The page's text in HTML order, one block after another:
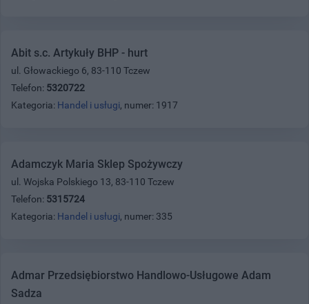
Abit s.c. Artykuły BHP - hurt
ul. Głowackiego 6, 83-110 Tczew
Telefon: 5320722
Kategoria: Handel i usługi, numer: 1917
Adamczyk Maria Sklep Spożywczy
ul. Wojska Polskiego 13, 83-110 Tczew
Telefon: 5315724
Kategoria: Handel i usługi, numer: 335
Admar Przedsiębiorstwo Handlowo-Usługowe Adam
Sadza